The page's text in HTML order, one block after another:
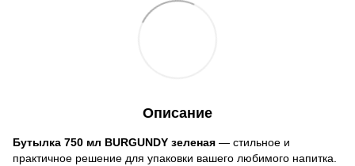
Описание
Бутылка 750 мл BURGUNDY зеленая — стильное и
практичное решение для упаковки вашего любимого напитка.